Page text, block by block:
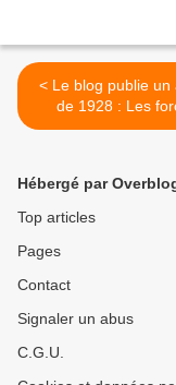
< Le blog publie un article
de 1928 : Les
Hébergé par
Top articles
Pages
Contact
Signaler un abus
C.G.U.